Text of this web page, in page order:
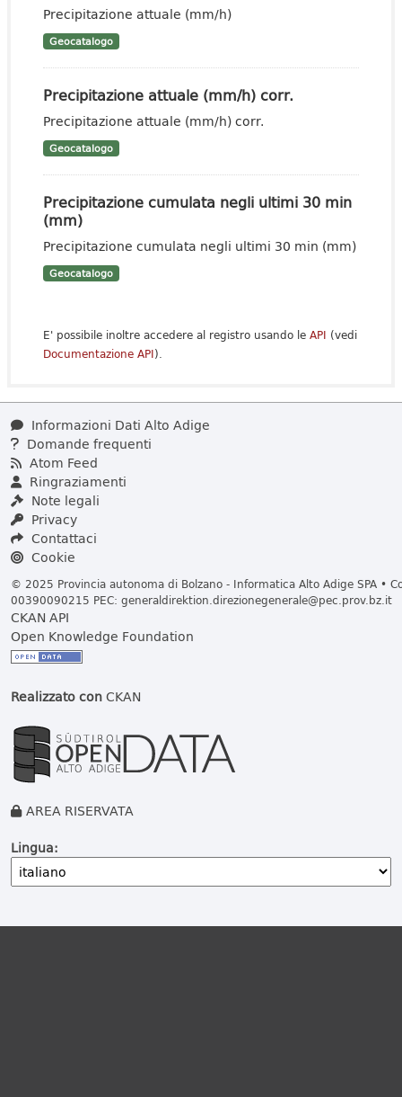
Precipitazione attuale (mm/h)
Geocatalogo
Precipitazione attuale (mm/h) corr.
Precipitazione attuale (mm/h) corr.
Geocatalogo
Precipitazione cumulata negli ultimi 30 min
(mm)
Precipitazione cumulata negli ultimi 30 min (mm)
Geocatalogo
E' possibile inoltre accedere al registro usando le API (vedi
Documentazione API).
Informazioni Dati Alto Adige
Domande frequenti
Atom Feed
Ringraziamenti
Note legali
Privacy
Contattaci
Cookie
© 2025 Provincia autonoma di Bolzano - Informatica Alto Adige SPA •
00390090215 PEC: generaldirektion.direzionegenerale@pec.prov.bz.it
CKAN API
Open Knowledge Foundation
Realizzato conCKAN
AREA RISERVATA
Lingua